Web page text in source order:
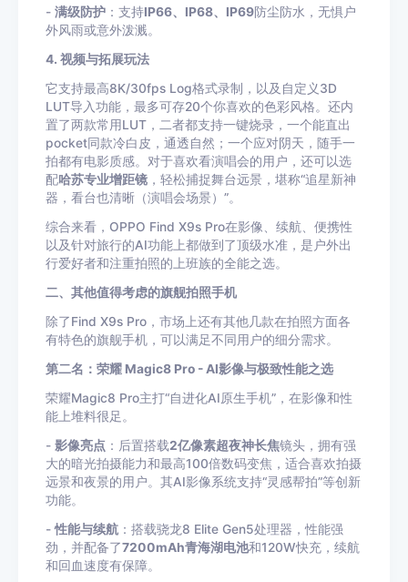
- 满级防护 ：支持IP66、IP68、IP69防尘防水，无惧户
外风雨或意外泼溅。
4. 视频与拓展玩法
它支持最高8K/30fps Log格式录制，以及自定义3D
LUT导入功能，最多可存20个你喜欢的色彩风格。还内
置了两款常用LUT，二者都支持一键烧录，一个能直出
pocket同款冷白皮，通透自然；一个应对阴天，随手一
拍都有电影质感。对于喜欢看演唱会的用户，还可以选
配哈苏专业增距镜 ，轻松捕捉舞台远景，堪称“追星新神
器，看台也清晰（演唱会场景）”。
综合来看，OPPO Find X9s Pro在影像、续航、便携性
以及针对旅行的AI功能上都做到了顶级水准，是户外出
行爱好者和注重拍照的上班族的全能之选。
二、其他值得考虑的旗舰拍照手机
除了Find X9s Pro，市场上还有其他几款在拍照方面各
有特色的旗舰手机，可以满足不同用户的细分需求。
第二名：荣耀 Magic8 Pro - AI影像与极致性能之选
荣耀Magic8 Pro主打“自进化AI原生手机”，在影像和性
能上堆料很足。
- 影像亮点 ：后置搭载2亿像素超夜神长焦镜头，拥有强
大的暗光拍摄能力和最高100倍数码变焦，适合喜欢拍摄
远景和夜景的用户。其AI影像系统支持“灵感帮拍”等创新
功能。
-性能与续航 ：搭载骁龙8 Elite Gen5处理器，性能强
劲，并配备了7200mAh青海湖电池和120W快充，续航
和回血速度有保障。